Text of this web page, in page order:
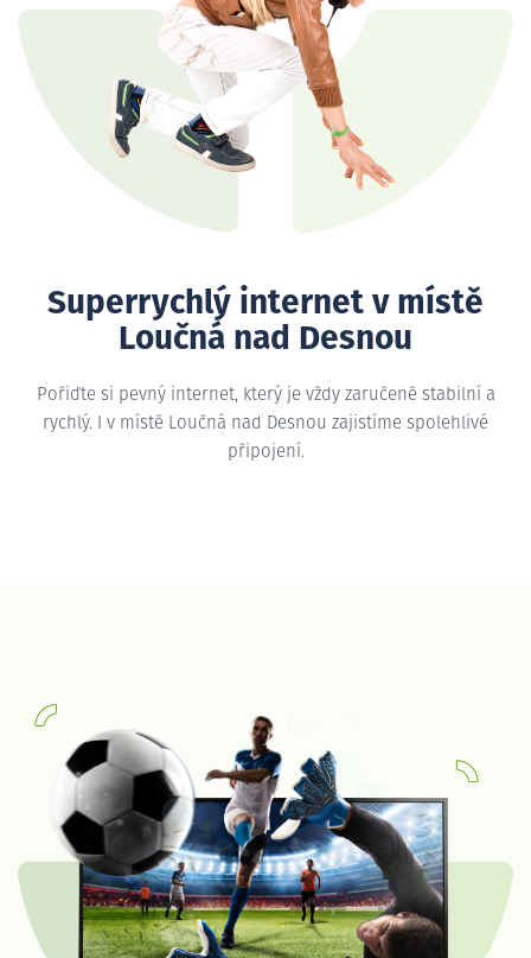
Superrychlý internet v místě
Loučná nad Desnou
Pořiďte si pevný internet, který je vždy zaručeně stabilní a
rychlý. I v místě Loučná nad Desnou zajistíme spolehlivé
připojení.